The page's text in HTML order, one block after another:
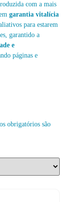
com a mais
garantia vitalícia
para estarem
garantido a
e
páginas e
obrigatórios são